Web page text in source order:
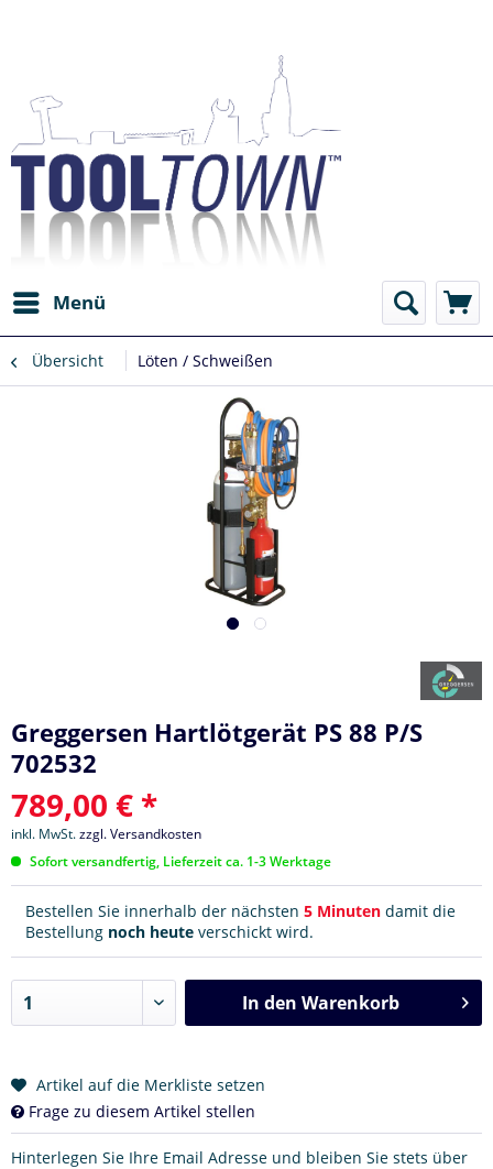
Menü
Übersicht Löten / Schweißen
Greggersen Hartlötgerät PS 88 P/S
702532
789,00 € *
inkl. MwSt.zzgl. Versandkosten
Sofort versandfertig, Lieferzeit ca. 1-3 Werktage
Bestellen Sie innerhalb der nächsten 5 Minuten damit die
Bestellung noch heute verschickt wird.
In den Warenkorb
Artikel auf die Merkliste setzen
Frage zu diesem Artikel stellen
Hinterlegen Sie Ihre Email Adresse und bleiben Sie stets über